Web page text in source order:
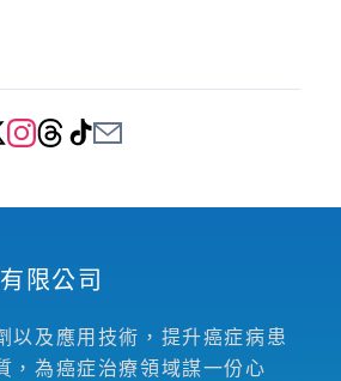
限公司
以及應用技術，提升癌症病患
，為癌症治療領域謀一份心